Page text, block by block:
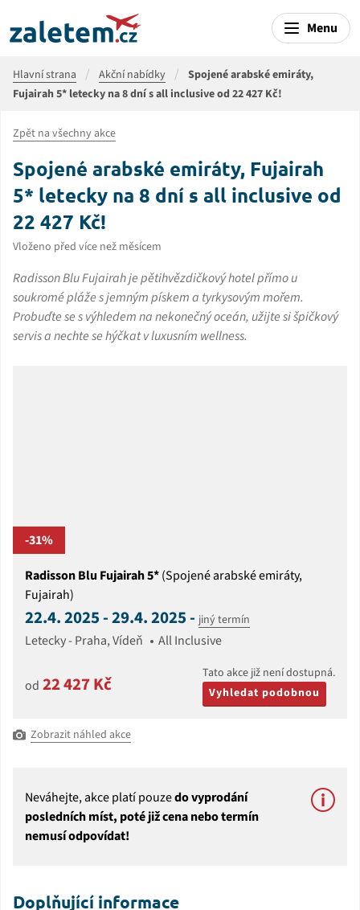
Menu
Hlavní strana Akční nabídky
Spojené arabské emiráty,
Fujairah 5* letecky na 8 dní s all inclusive od 22 427 Kč!
Zpět na všechny akce
Spojené arabské emiráty, Fujairah
5* letecky na 8 dní s all inclusive od
22 427 Kč!
Vloženo před více než měsícem
Radisson Blu Fujairah je pětihvězdičkový hotel přímo u
soukromé pláže s jemným pískem a tyrkysovým mořem.
Probuďte se s výhledem na nekonečný oceán, užijte si špičkový
servis a nechte se hýčkat v luxusním wellness.
-31%
Radisson Blu Fujairah 5*(Spojené arabské emiráty,
Fujairah)
22.4. 2025 - 29.4. 2025 - jiný termín
Letecky - Praha, Vídeň All Inclusive
od 22 427 Kč
Tato akce již není dostupná.
Vyhledat podobnou
Zobrazit náhled akce
Neváhejte, akce platí pouzedo vyprodání
posledních míst, poté již cena nebo termín
nemusí odpovídat!
Doplňující informace